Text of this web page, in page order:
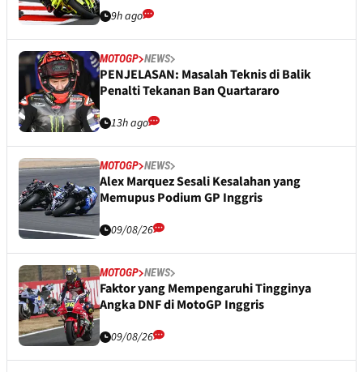
9h ago
MOTOGP NEWS
PENJELASAN: Masalah Teknis di Balik
Penalti Tekanan Ban Quartararo
13h ago
MOTOGP NEWS
Alex Marquez Sesali Kesalahan yang
Memupus Podium GP Inggris
09/08/26
MOTOGP NEWS
Faktor yang Mempengaruhi Tingginya
Angka DNF di MotoGP Inggris
09/08/26